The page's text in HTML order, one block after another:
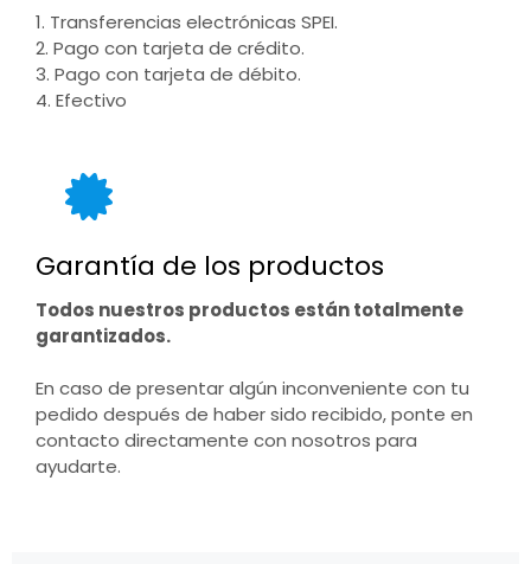
1. Transferencias electrónicas SPEI.
2. Pago con tarjeta de crédito.
3. Pago con tarjeta de débito.
4. Efectivo
Garantía de los productos
Todos nuestros productos están totalmente
garantizados.
En caso de presentar algún inconveniente con tu
pedido después de haber sido recibido, ponte en
contacto directamente con nosotros para
ayudarte.